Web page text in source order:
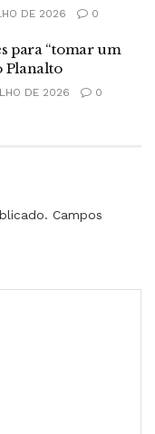
DE 2026 0
para “tomar um
Planalto
DE 2026 0
Campos